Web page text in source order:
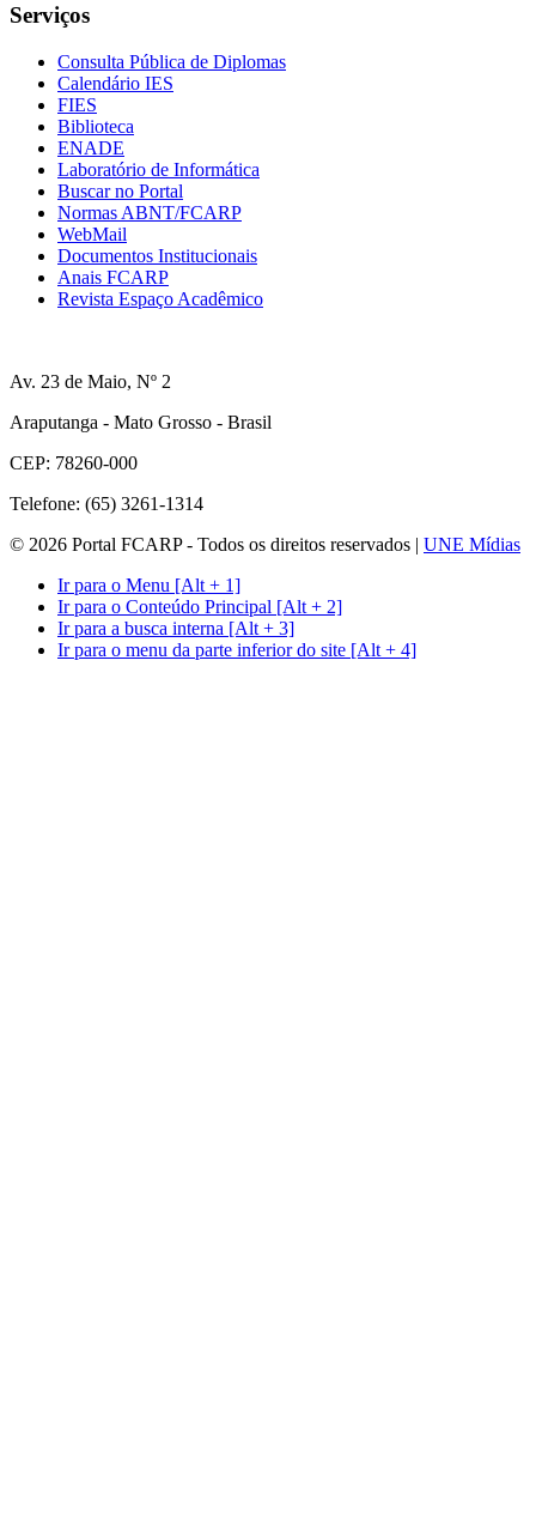
Serviços
Consulta Pública de Diplomas
Calendário IES
FIES
Biblioteca
ENADE
Laboratório de Informática
Buscar no Portal
Normas ABNT/FCARP
WebMail
Documentos Institucionais
Anais FCARP
Revista Espaço Acadêmico
Av. 23 de Maio, Nº 2
Araputanga - Mato Grosso - Brasil
CEP: 78260-000
Telefone: (65) 3261-1314
© 2026 Portal FCARP - Todos os direitos reservados | UNE Mídias
Ir para o Menu [Alt + 1]
Ir para o Conteúdo Principal [Alt + 2]
Ir para a busca interna [Alt + 3]
Ir para o menu da parte inferior do site [Alt + 4]